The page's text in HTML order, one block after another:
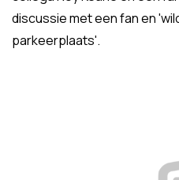
discussie met een fan en
parkeerplaats'.